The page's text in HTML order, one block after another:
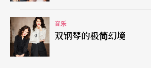
轻歌剧
义大利原文为 Operetta，小歌剧之
义大利歌剧，轻歌剧的结构与篇幅
音乐
双钢琴的极简幻境